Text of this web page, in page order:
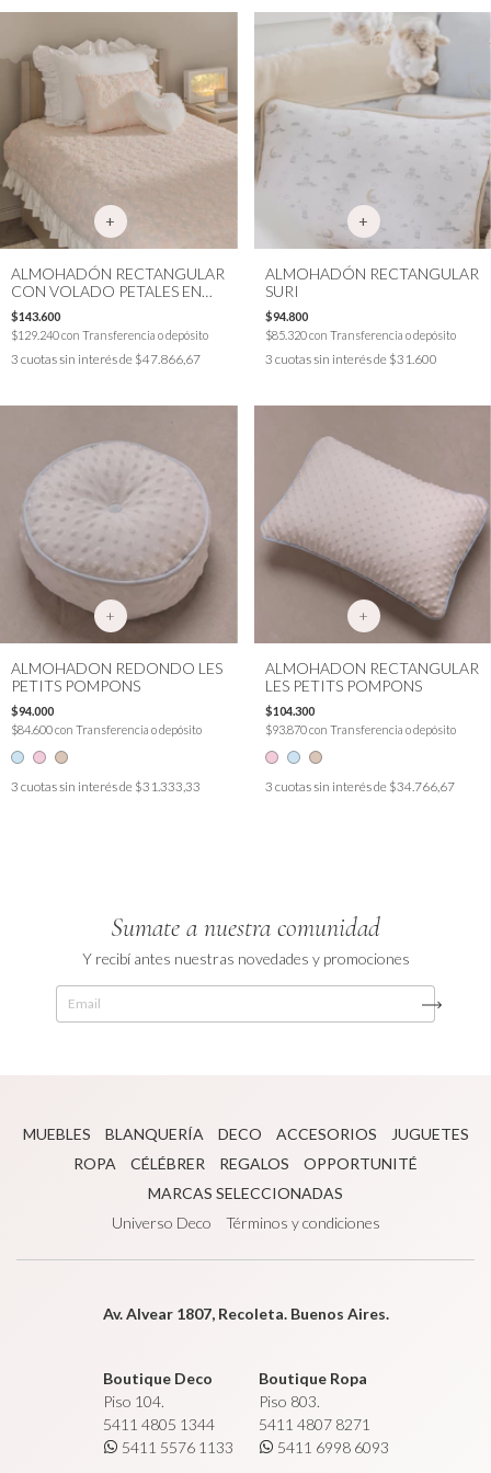
ALMOHADÓN RECTANGULAR
CON VOLADO PETALES EN
ROSE
$143.600
$129.240con Transferencia o depósito
3 cuotas sin interés de $47.866,67
ALMOHADÓN RECTANGULAR
SURI
$94.800
$85.320con Transferencia o depósito
3 cuotas sin interés de $31.600
+
ALMOHADON REDONDO LES
PETITS POMPONS
$94.000
$84.600con Transferencia o depósito
3 cuotas sin interés de $31.333,33
+
ALMOHADON RECTANGULAR
LES PETITS POMPONS
$104.300
$93.870con Transferencia o depósito
3 cuotas sin interés de $34.766,67
Sumate a nuestra comunidad
Y recibí antes nuestras novedades y promociones
MUEBLES BLANQUERÍA DECO ACCESORIOS
JUGUETES
ROPA
CÉLÉBRER REGALOS
OPPORTUNITÉ
MARCAS SELECCIONADAS
Universo Deco
Términos y condiciones
Av. Alvear 1807, Recoleta. Buenos Aires.
Boutique Deco
Piso 104.
5411 4805 1344
5411 5576 1133
Boutique Ropa
Piso 803.
5411 4807 8271
5411 6998 6093